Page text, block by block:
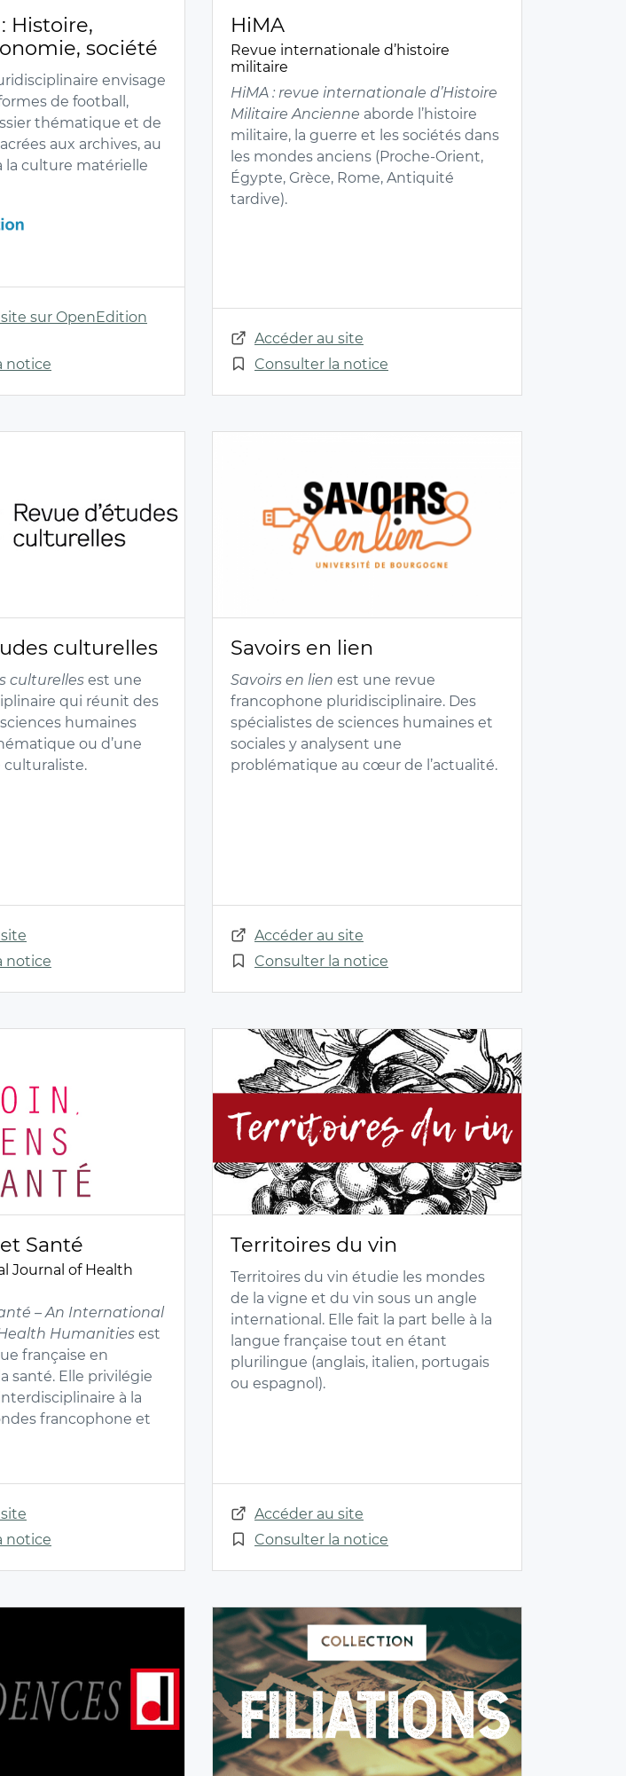
Histoire,
société
envisage
de football,
thématique et de
aux archives, au
la culture matérielle
sur OpenEdition
notice
HiMA
Revue internationale d’histoire
militaire
HiMA : revue internationale d’Histoire
Militaire Ancienne aborde l’histoire
militaire, la guerre et les sociétés dans
les mondes anciens (Proche-Orient,
Égypte, Grèce, Rome, Antiquité
tardive).
Accéder au site
Consulter la notice
culturelles
culturelles est une
qui réunit des
humaines
ou d’une
notice
Savoirs en lien
Savoirs en lien est une revue
francophone pluridisciplinaire. Des
spécialistes de sciences humaines et
sociales y analysent une
problématique au cœur de l’actualité.
Accéder au site
Consulter la notice
Santé
Journal of Health
– An International
Humanities est
française en
santé. Elle privilégie
à la
francophone et
notice
Territoires du vin
Territoires du vin étudie les mondes
de la vigne et du vin sous un angle
international. Elle fait la part belle à la
langue française tout en étant
plurilingue (anglais, italien, portugais
ou espagnol).
Accéder au site
Consulter la notice